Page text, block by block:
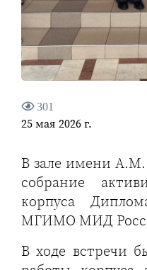
301
25 мая 2026 г.
В зале имени А.М.
собрание
корпуса
МГИМО МИД
В ходе встречи